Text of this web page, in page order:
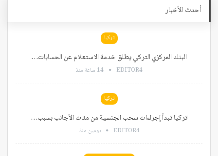
أحدث الأخبار
تركيا
البنك المركزي التركي يطلق خدمة الاستعلام عن الحسابات…
EDITOR4 14 ساعة منذ
تركيا
تركيا تبدأ إجراءات سحب الجنسية من مئات الأجانب بسبب…
EDITOR4 يومين منذ